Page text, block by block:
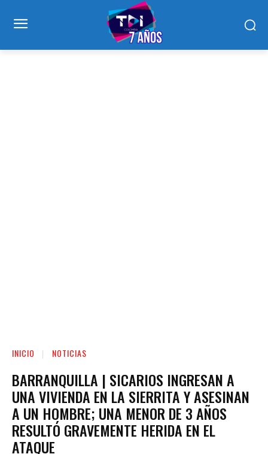
INICIO NOTICIAS
BARRANQUILLA | SICARIOS INGRESAN A
UNA VIVIENDA EN LA SIERRITA Y ASESINAN
A UN HOMBRE; UNA MENOR DE 3 AÑOS
RESULTÓ GRAVEMENTE HERIDA EN EL
ATAQUE